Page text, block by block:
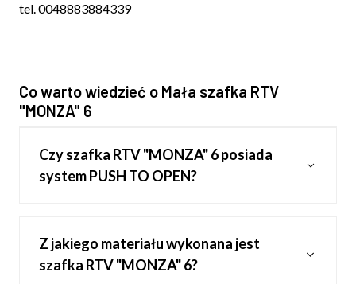
tel. 0048883884339
Co warto wiedzieć o Mała szafka RTV
"MONZA" 6
Czy szafka RTV "MONZA" 6 posiada
system PUSH TO OPEN?
Z jakiego materiału wykonana jest
szafka RTV "MONZA" 6?